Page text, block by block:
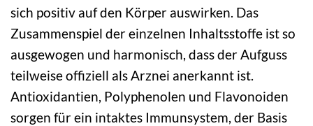
sich positiv auf den Körper auswirken. Das
Zusammenspiel der einzelnen Inhaltsstoffe ist so
ausgewogen und harmonisch, dass der Aufguss
teilweise offiziell als Arznei anerkannt ist.
Antioxidantien, Polyphenolen und Flavonoiden
sorgen für ein intaktes Immunsystem, der Basis